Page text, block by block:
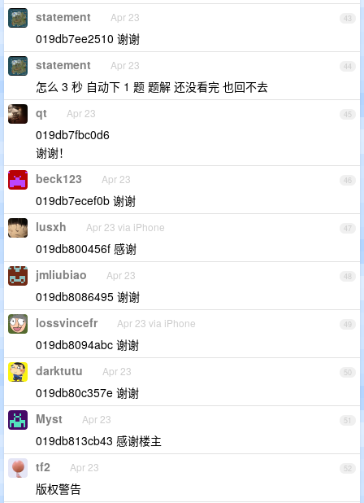
43
statement Apr 23
019db7ee2510 谢谢
44
statement Apr 23
怎么 3 秒 自动下 1 题 题解 还没看完 也回不去
45
qt Apr 23
019db7fbc0d6
谢谢！
46
beck123 Apr 23
019db7ecef0b 谢谢
47
lusxh Apr 23 via iPhone
019db800456f 感谢
48
jmliubiao Apr 23
019db8086495 谢谢
49
lossvincefr Apr 23 via iPhone
019db8094abc 谢谢
50
darktutu Apr 23
019db80c357e 谢谢
51
Myst Apr 23
019db813cb43 感谢楼主
52
tf2 Apr 23
版权警告